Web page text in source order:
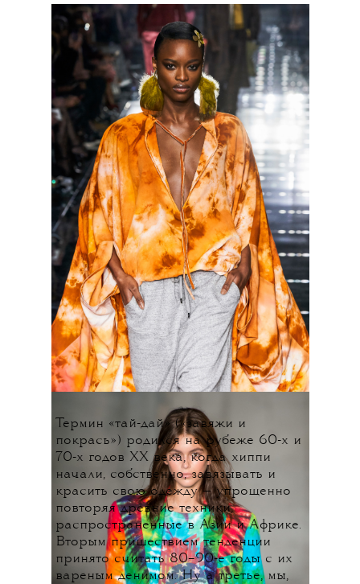
Термин «тай-дай» («завяжи и
покрась») родился на рубеже 60-х и
70-х годов ХХ века, когда хиппи
начали, собственно, завязывать и
красить свою одежду — упрощенно
повторяя древние техники,
распространенные в Азии и Африке.
Вторым пришествием тенденции
принято считать 80–90-е годы с их
вареным денимом. Ну а третье, мы,